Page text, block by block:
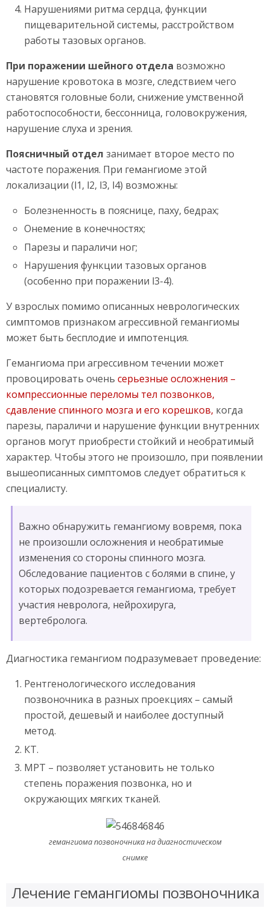
Нарушениями ритма сердца, функции
пищеварительной системы, расстройством
работы тазовых органов.
При поражении шейного отдела возможно
нарушение кровотока в мозге, следствием чего
становятся головные боли, снижение умственной
работоспособности, бессонница, головокружения,
нарушение слуха и зрения.
Поясничный отдел занимает второе место по
частоте поражения. При гемангиоме этой
локализации (l1, l2, l3, l4) возможны:
Болезненность в пояснице, паху, бедрах;
Онемение в конечностях;
Парезы и параличи ног;
Нарушения функции тазовых органов
(особенно при поражении l3-4).
У взрослых помимо описанных неврологических
симптомов признаком агрессивной гемангиомы
может быть бесплодие и импотенция.
Гемангиома при агрессивном течении может
провоцировать очень серьезные осложнения –
компрессионные переломы тел позвонков,
сдавление спинного мозга и его корешков, когда
парезы, параличи и нарушение функции внутренних
органов могут приобрести стойкий и необратимый
характер. Чтобы этого не произошло, при появлении
вышеописанных симптомов следует обратиться к
специалисту.
Важно обнаружить гемангиому вовремя, пока
не произошли осложнения и необратимые
изменения со стороны спинного мозга.
Обследование пациентов с болями в спине, у
которых подозревается гемангиома, требует
участия невролога, нейрохируга,
вертебролога.
Диагностика гемангиом подразумевает проведение:
Рентгенологического исследования
позвоночника в разных проекциях – самый
простой, дешевый и наиболее доступный
метод.
КТ.
МРТ – позволяет установить не только
степень поражения позвонка, но и
окружающих мягких тканей.
гемангиома позвоночника на диагностическом
снимке
Лечение гемангиомы позвоночника